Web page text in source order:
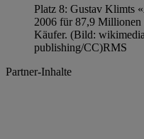
Platz 8: Gustav Klimts
2006 für 87,9 Millionen
Käufer. (Bild:
publishing/CC)RMS
Partner-Inhalte